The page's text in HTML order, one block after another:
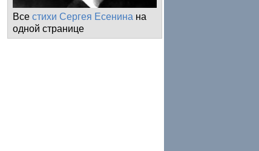
Все стихи Сергея Есенина на
одной странице